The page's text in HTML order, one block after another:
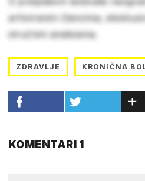
arhiviranim člancima,
stručnim analizama.
ZDRAVLJE KRONIČNA
KOMENTARI 1